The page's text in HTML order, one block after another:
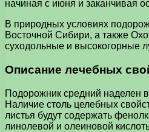
начиная с июня и заканчивая
В природных условиях
Восточной Сибири, а также
суходольные и высокогорные
Описание лечебных
Подорожник средний наделен
Наличие столь целебных
листья будут содержать
линолевой и олеиновой